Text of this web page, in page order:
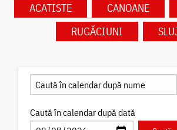
ACATISTE CANOANE
RUGĂCIUNI
Caută în calendar după dată